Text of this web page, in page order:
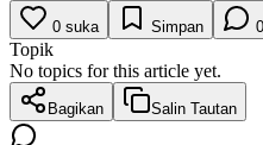
0 suka Simpan 0
Topik
No topics for this article yet.
Bagikan Salin Tautan